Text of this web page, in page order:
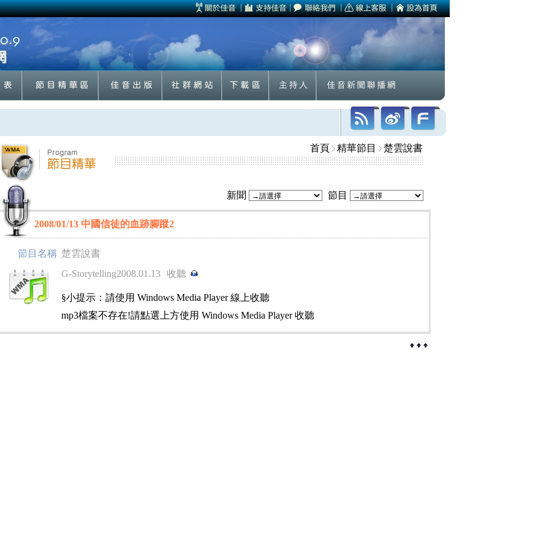
首頁 精華節目 楚雲說書
新聞 節目
2008/01/13 中國信徒的血跡腳蹤2
節目名稱 楚雲說書
G-Storytelling2008.01.13
收聽
§小提示：請使用 Windows Media Player 線上收聽
mp3檔案不存在!請點選上方使用 Windows Media Player 收聽